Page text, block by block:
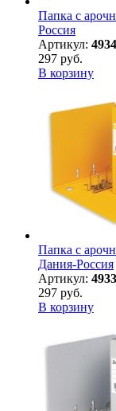
Папка с
Россия
Артикул: 4934
297 руб.
В корзину
Папка с
Дания-Россия
Артикул: 4933
297 руб.
В корзину